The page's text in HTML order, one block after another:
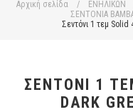
Αρχική σελίδα / ΕΝΗΛΙΚΩΝ
ΣΕΝΤΟΝΙΑ
Σεντόνι 1 τεμ
ΣΕΝΤΌΝΙ 1
DARK